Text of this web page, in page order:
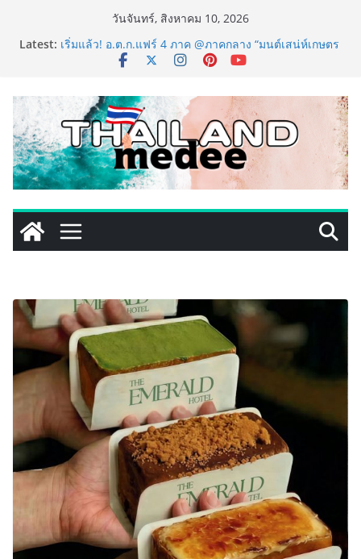
วันจันทร์, สิงหาคม 10, 2026
Latest: เริ่มแล้ว! อ.ต.ก.แฟร์ 4 ภาค @ภาคกลาง “มนต์เสน่ห์เกษตร
ไทย สู่ใจกลางมหานคร” ชวนชิม ช้อป สินค้าเกษตร
ททท. ประกาศความสำเร็จ Village to the World Season
5 ผนึก 9 พันธมิตร ขับเคลื่อน ESG Tourism สืบสานพระ
ราชปณิธาน สร้างคุณค่าการท่องเที่ยวไทยอย่างยั่งยืน
เหิงลี่ แมนูแฟคเจอริ่ง เทคโนโลยี (ไทยแลนด์) เปิดโรงงาน
แห่งใหม่ในชลบุรี เดินหน้าขยายฐานการผลิตสู่เอเชียตะวัน
ออกเฉียงใต้ เสริมแกร่งยุทธศาสตร์ระดับโลก
LORDNINE จัดศึกคนดังสายเกม ไทย ปะทะ ฟิลิปปินส์ ใน
“Rise of the Tenth Lord” เปิดสงครามกิลด์ข้ามประเทศ
ฉลองเซิร์ฟเวอร์ใหม่ เฮเลนา
PIPPER STANDARD® เปิดตัวแชมพูอาบน้ำ และ โฟมอาบ
แห้งสัตว์เลี้ยง ชูนวัตกรรมพลังธรรมชาติ “Zero-Residue”